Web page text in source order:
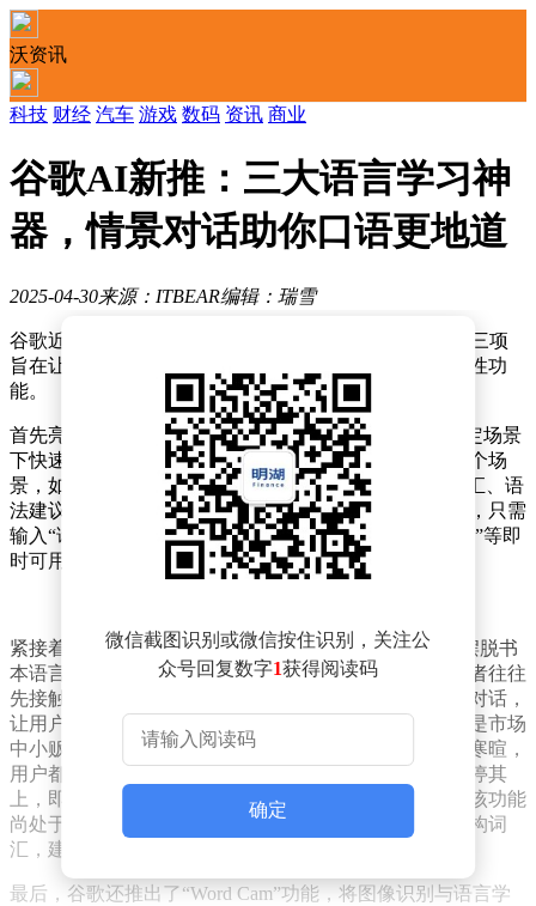
沃资讯
科技 财经 汽车 游戏 数码 资讯 商业
谷歌AI新推：三大语言学习神
器，情景对话助你口语更地道
2025-04-30来源：ITBEAR编辑：瑞雪
谷歌近日在AI语言学习领域迈出了创新的一步，推出了三项
旨在让外语学习更加贴近生活、满足个性化需求的实验性功
能。
首先亮相的是“Tiny Lesson”功能，它专为那些需要在特定场景
下快速掌握表达技巧的用户设计。用户只需简单描述一个场
景，如“在餐厅点餐”，系统便能迅速生成一系列相关词汇、语
法建议及实用表达。想象一下，在国外旅行时突然迷路，只需
输入“询问路线”，就能立刻获得如“请问去火车站怎么走”等即
时可用的句子，极大地提升了沟通的便捷性。
紧接着，谷歌推出了“Slang Hang”功能，旨在帮助用户摆脱书
本语言的束缚，掌握更加地道、生动的口语表达。初学者往往
先接触正式用语，而该功能则通过模拟母语人士的真实对话，
让用户能够接触到更多富有生活气息的本地俚语。无论是市场
中小贩与顾客的讨价还价，还是老友在地铁重逢的亲切寒暄，
用户都能通过生成对话，逐句学习。遇到生词，只需悬停其
上，即可查看其含义及用法。不过，谷歌也提醒，由于该功能
尚处于开发阶段，部分俚语可能不够准确，甚至存在虚构词
汇，建议用户在使用时参考权威资料。
最后，谷歌还推出了“Word Cam”功能，将图像识别与语言学
微信截图识别或微信按住识别，关注公
众号回复数字1获得阅读码
确定